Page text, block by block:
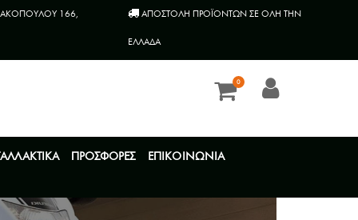
166, AΠΟΣΤΟΛΗ ΠΡΟΪΟΝΤΩΝ ΣΕ ΟΛΗ ΤΗΝ
ΕΛΛΑΔΑ
0
ΠΡΟΣΦΟΡΕΣ ΕΠΙΚΟΙΝΩΝΙΑ